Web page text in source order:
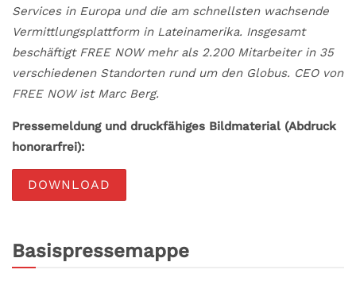
Services in Europa und die am schnellsten wachsende
Vermittlungsplattform in Lateinamerika. Insgesamt
beschäftigt FREE NOW mehr als 2.200 Mitarbeiter in 35
verschiedenen Standorten rund um den Globus. CEO von
FREE NOW ist Marc Berg.
Pressemeldung und druckfähiges Bildmaterial (Abdruck
honorarfrei):
DOWNLOAD
Basispressemappe